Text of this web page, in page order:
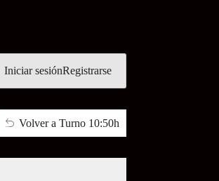
Iniciar sesiónRegistrarse
Volver a Turno 10:50h